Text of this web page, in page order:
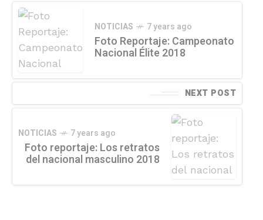
NOTICIAS 7 years ago
Foto Reportaje: Campeonato
Nacional Élite 2018
NEXT POST
NOTICIAS 7 years ago
Foto reportaje: Los retratos
del nacional masculino 2018